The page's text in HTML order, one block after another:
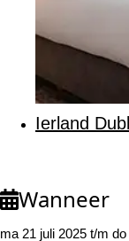
Ierland
Wanneer
ma 21 juli 2025 t/m